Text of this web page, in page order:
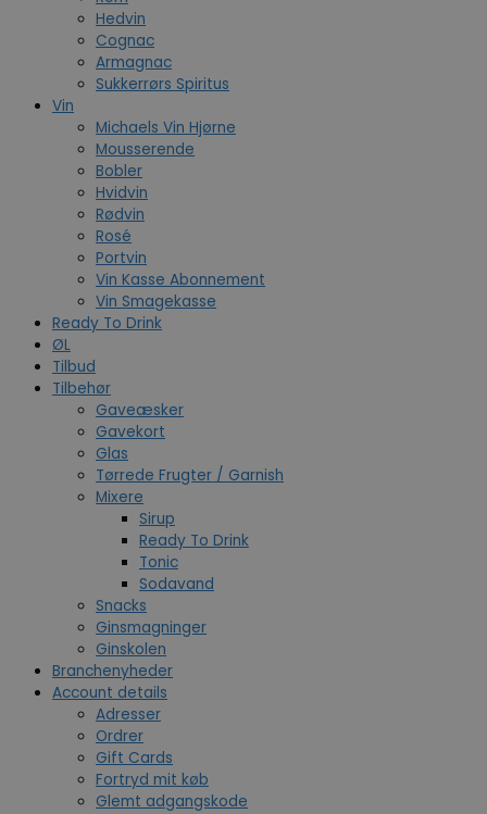
Hedvin
Cognac
Armagnac
Sukkerrørs Spiritus
Vin
Michaels Vin Hjørne
Mousserende
Bobler
Hvidvin
Rødvin
Rosé
Portvin
Vin Kasse Abonnement
Vin Smagekasse
Ready To Drink
ØL
Tilbud
Tilbehør
Gaveæsker
Gavekort
Glas
Tørrede Frugter / Garnish
Mixere
Sirup
Ready To Drink
Tonic
Sodavand
Snacks
Ginsmagninger
Ginskolen
Branchenyheder
Account details
Adresser
Ordrer
Gift Cards
Fortryd mit køb
Glemt adgangskode